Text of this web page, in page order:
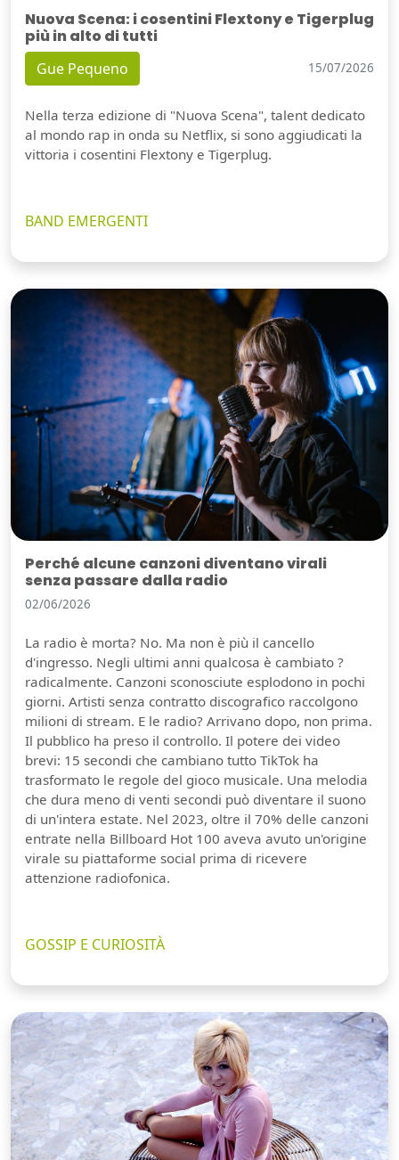
Nuova Scena: i cosentini Flextony e Tigerplug
più in alto di tutti
Gue Pequeno 15/07/2026
Nella terza edizione di "Nuova Scena", talent dedicato
al mondo rap in onda su Netflix, si sono aggiudicati la
vittoria i cosentini Flextony e Tigerplug.
BAND EMERGENTI
Perché alcune canzoni diventano virali
senza passare dalla radio
02/06/2026
La radio è morta? No. Ma non è più il cancello
d'ingresso. Negli ultimi anni qualcosa è cambiato ?
radicalmente. Canzoni sconosciute esplodono in pochi
giorni. Artisti senza contratto discografico raccolgono
milioni di stream. E le radio? Arrivano dopo, non prima.
Il pubblico ha preso il controllo. Il potere dei video
brevi: 15 secondi che cambiano tutto TikTok ha
trasformato le regole del gioco musicale. Una melodia
che dura meno di venti secondi può diventare il suono
di un'intera estate. Nel 2023, oltre il 70% delle canzoni
entrate nella Billboard Hot 100 aveva avuto un'origine
virale su piattaforme social prima di ricevere
attenzione radiofonica.
GOSSIP E CURIOSITÀ